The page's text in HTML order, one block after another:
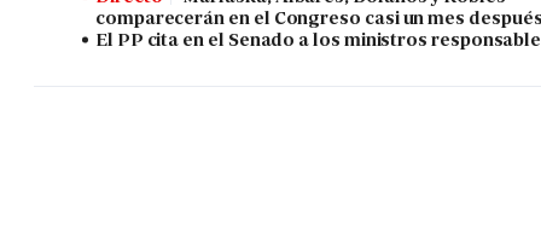
comparecerán en el Congreso casi un mes
El PP cita en el Senado a los ministros